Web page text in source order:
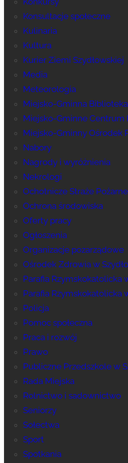
Konsultacje społeczne
Kulinaria
Kultura
Kurier Ziemi Szydłowskiej
Media
Meteorologia
Miejsko-Gminna
Miejsko-Gminne Centrum
Miejsko-Gminny Ośrodek
Nabory
Nagrody i wyróżnienia
Nekrologi
Ochotnicze Straże Pożarne
Ochrona środowiska
Oferty pracy
Ogłoszenia
Organizacje pozarządowe
Ośrodek Zdrowia w
Parafia Rzymskokatolicka
Parafia Rzymskokatolicka
Policja
Pomoc społeczna
Praca i rozwój
Prawo
Publiczne Przedszkole w
Rada Miejska
Rolnictwo i sadownictwo
Seniorzy
Sołectwa
Sport
Spotkania